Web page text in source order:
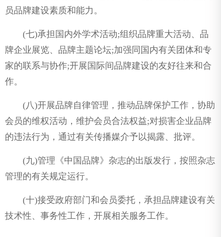
员品牌建设素质和能力。
(七)承担国内外学术活动;组织品牌重大活动、品
牌企业展览、品牌主题论坛;加强同国内有关团体和专
家的联系与协作;开展国际间品牌建设的友好往来和合
作。
(八)开展品牌自律管理，推动品牌保护工作，协助
会员的维权活动，维护会员合法权益;对损害企业品牌
的违法行为，通过有关传播媒介予以揭露、批评。
(九)管理《中国品牌》杂志的出版发行，按照杂志
管理的有关规定运行。
(十)接受政府部门和会员委托，承担品牌建设有关
技术性、事务性工作，开展相关服务工作。